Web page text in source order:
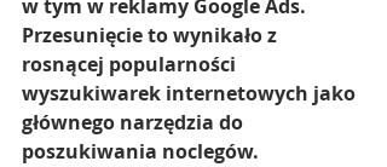
w tym w reklamy Google Ads.
Przesunięcie to wynikało z
rosnącej popularności
wyszukiwarek internetowych jako
głównego narzędzia do
poszukiwania noclegów.